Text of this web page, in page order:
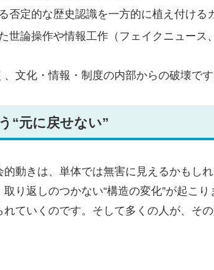
否定的な歴史認識を一方的に植え付ける
世論操作や情報工作（フェイクニュース
文化・情報・制度の内部からの破壊です
“元に戻せない”
動きは、単体では無害に見えるかもし
り返しのつかない“構造の変化”が起こり
ていくのです。そして多くの人が、そ